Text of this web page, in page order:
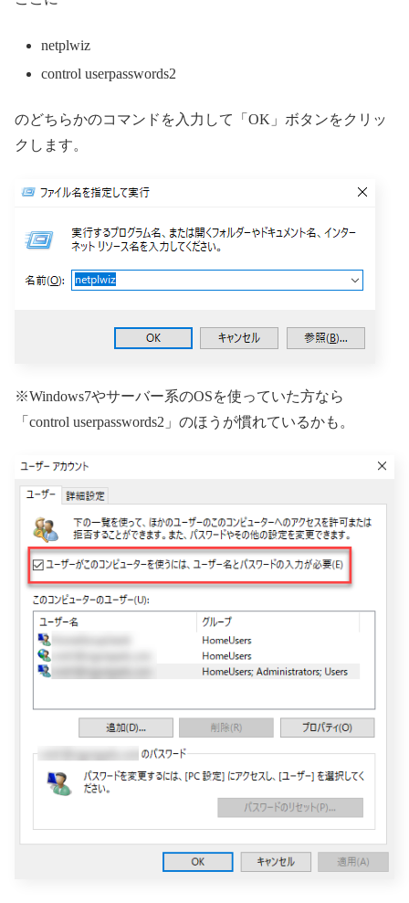
netplwiz
control userpasswords2
のどちらかのコマンドを入力して「OK」ボタンをクリッ
クします。
※Windows7やサーバー系のOSを使っていた方なら
「control userpasswords2」のほうが慣れているかも。